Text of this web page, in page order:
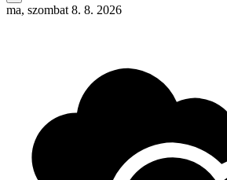
ma, szombat 8. 8. 2026